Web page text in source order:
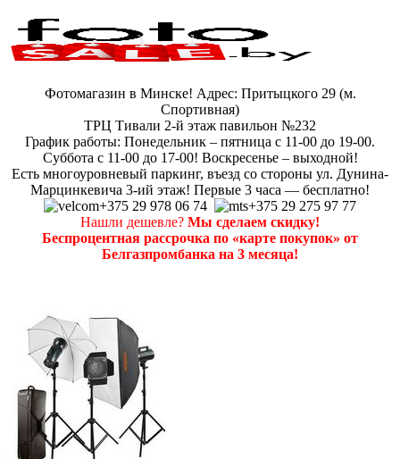
Фотомагазин в Минске! Адрес: Притыцкого 29 (м.
Спортивная)
ТРЦ Тивали 2-й этаж павильон №232
График работы: Понедельник – пятница с 11-00 до 19-00.
Суббота с 11-00 до 17-00! Воскресенье – выходной!
Есть многоуровневый паркинг, въезд со стороны ул. Дунина-
Марцинкевича 3-ий этаж! Первые 3 часа — бесплатно!
+375 29 978 06 74
+375 29 275 97 77
Нашли дешевле? Мы сделаем скидку!
Беспроцентная рассрочка по «карте покупок» от
Белгазпромбанка на 3 месяца!